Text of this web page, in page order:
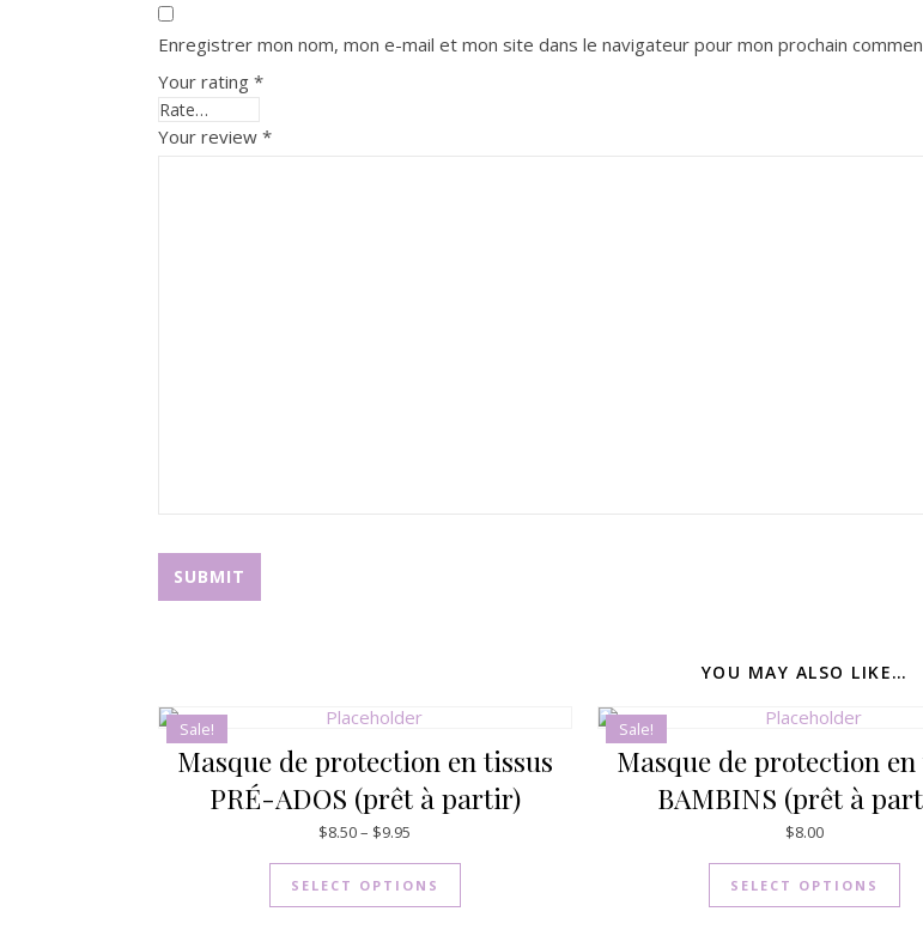
Enregistrer mon nom, mon e-mail et mon site dans le navigateur pour mon prochain
Your rating *
Your review *
YOU MAY ALSO LIKE…
Sale!
Masque de protection en tissus
PRÉ-ADOS (prêt à partir)
$8.50– $9.95
SELECT OPTIONS
Sale!
Masque de protection en
BAMBINS (prêt à
$8.00
SELECT OPTIONS